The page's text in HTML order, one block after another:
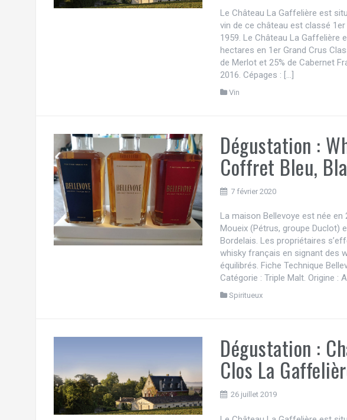
Le Château La Gaffelière est
vin de ce château est classé
1959. Le Château La Gaffelière
hectares en 1er Grand Crus
de Merlot et 25% de Cabernet
2016. Cépages : […]
Vin
Dégustation :
Coffret Bleu,
7 février 2020
La maison Bellevoye est née
Moueix (Pétrus, groupe Duclot)
Bordelais. Les propriétaires
whisky français en signant des
équilibrés. Fiche Technique
Catégorie : Triple Malt. Origine :
Spiritueux
Dégustation :
Clos La
26 juillet 2019